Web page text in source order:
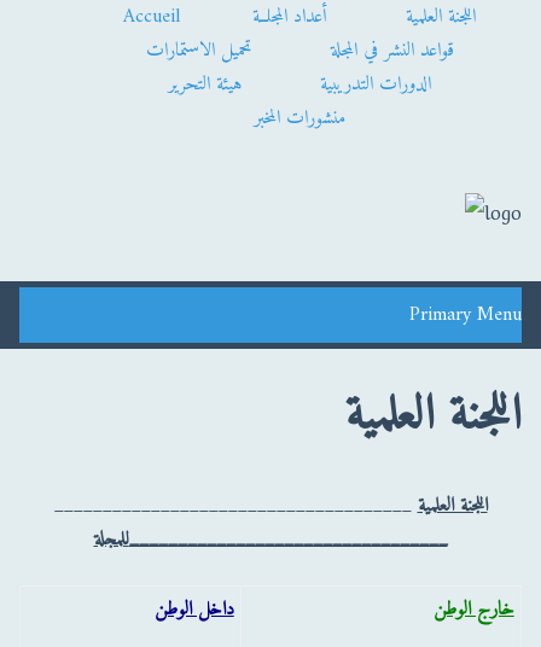
Accueil أعداد المجلــة
اللجنة العلمية
تحميل الاستمارات
قواعد النشر في المجلة
هيئة التحرير
الدورات التدريبية
منشورات المخبر
Primary Menu
اللجنة العلمية
_____________________________________اللجنة العلمية
للمجلة_________________________________
داخل الوطن خارج الوطن